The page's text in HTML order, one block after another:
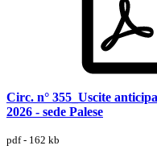
Circ. n° 355_Uscite
2026 - sede Palese
pdf - 162 kb